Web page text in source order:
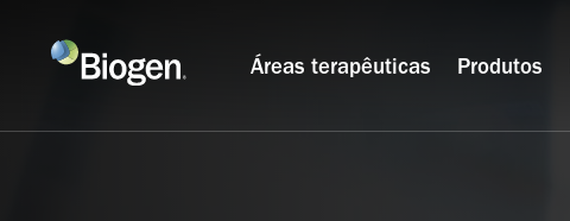
Áreas terapêuticas Produtos